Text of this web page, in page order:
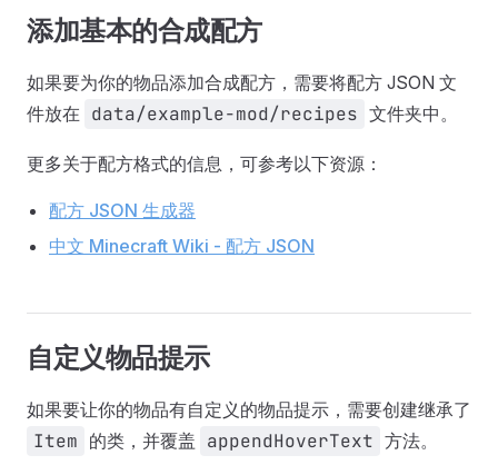
添加基本的合成配方
如果要为你的物品添加合成配方，需要将配方 JSON 文
件放在 data/example-mod/recipes 文件夹中。
更多关于配方格式的信息，可参考以下资源：
配方 JSON 生成器
中文 Minecraft Wiki - 配方 JSON
自定义物品提示
如果要让你的物品有自定义的物品提示，需要创建继承了
Item 的类，并覆盖 appendHoverText 方法。